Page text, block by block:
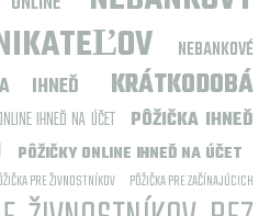
NEBANKOVÉ
IHNEĎ
KRÁTKODOBÁ
IHNEĎ NA ÚČET PÔŽIČKA IHNEĎ
PÔŽIČKY ONLINE IHNEĎ NA ÚČET
PRE ŽIVNOSTNÍKOV
PÔŽIČKA PRE ZAČÍNAJÚCICH